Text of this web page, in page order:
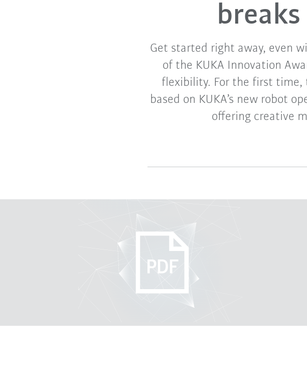
Get started right away, even
of the KUKA Innovation
flexibility. For the first
based on KUKA’s new robot
offering creative